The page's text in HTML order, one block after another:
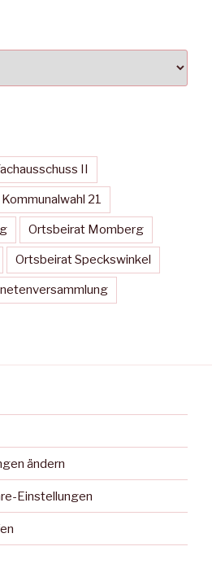
II
Kommunalwahl 21
Ortsbeirat Momberg
Ortsbeirat Speckswinkel
ändern
Einstellungen